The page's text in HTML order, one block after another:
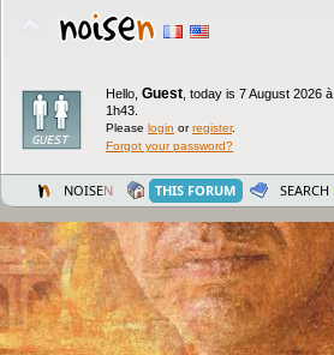
Hello, Guest today is 7 August 2026 à
1h43.
Please login orregister.
Forgot your password?
NOISEN THIS FORUM SEARCH